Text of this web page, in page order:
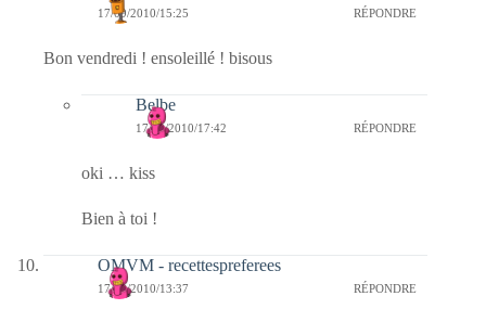
17/09/2010/15:25 RÉPONDRE
Bon vendredi ! ensoleillé ! bisous
Belbe
17/09/2010/17:42 RÉPONDRE
oki … kiss
Bien à toi !
OMVM - recettespreferees
17/09/2010/13:37 RÉPONDRE